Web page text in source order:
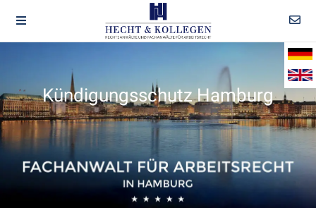
Kündigungsschutz Hamburg